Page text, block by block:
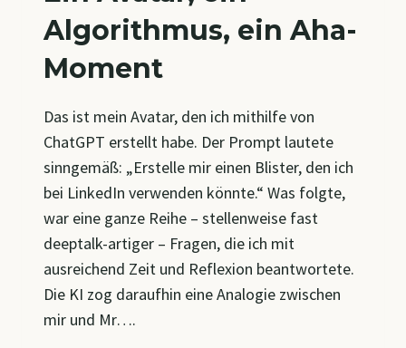
Algorithmus, ein Aha-
Moment
Das ist mein Avatar, den ich mithilfe von
ChatGPT erstellt habe. Der Prompt lautete
sinngemäß: „Erstelle mir einen Blister, den ich
bei LinkedIn verwenden könnte.“ Was folgte,
war eine ganze Reihe – stellenweise fast
deeptalk-artiger – Fragen, die ich mit
ausreichend Zeit und Reflexion beantwortete.
Die KI zog daraufhin eine Analogie zwischen
mir und Mr….